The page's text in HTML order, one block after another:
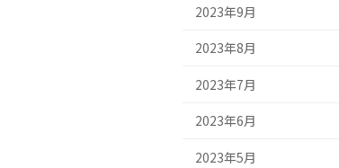
2023年9月
2023年8月
2023年7月
2023年6月
2023年5月